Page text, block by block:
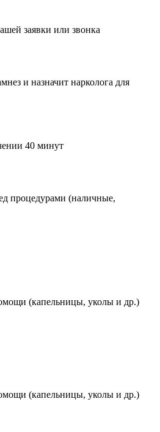
заявки или звонка
и назначит нарколога для
40 минут
процедурами (наличные,
(капельницы, уколы и др.)
(капельницы, уколы и др.)